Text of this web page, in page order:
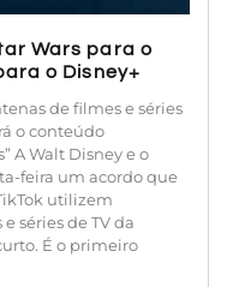
Wars para o
o Disney+
de filmes e séries
o conteúdo
A Walt Disney e o
feira um acordo que
utilizem
séries de TV da
É o primeiro